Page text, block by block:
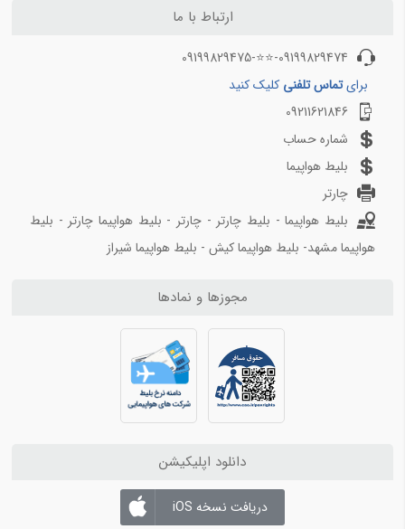
بلیط هواپیما تهران به شیراز
بلیط هواپیما تهران به کیش
بلیط هواپیما تهران به اهواز
بلیط هواپیما تهران به تبریز
بلیط هواپیما تهران به آبادان
مسیرهای منتخب بلیط هواپیما و چارتر 3
بلیط هواپیما کیش به تهران
بلیط هواپیما کیش به شیراز
بلیط هواپیما کیش به اصفهان
بلیط هواپیما کیش به بندرعباس
مسیرهای منتخب بلیط هواپیما و چارتر 4
بلیط هواپیما اهواز به تهران
بلیط هواپیما اصفهان به مشهد
بلیط هواپیما شیراز به تهران
ارتباط با ما
09199829474-⭐⭐-09199829475
برایتماس تلفنی کلیک کنید
09211621846
شماره حساب
بلیط هواپیما
چارتر
بلیط هواپیما - بلیط چارتر - چارتر - بلیط هواپیما چارتر - بلیط
هواپیما مشهد- بلیط هواپیما کیش - بلیط هواپیما شیراز
مجوزها و نمادها
دانلود اپلیکیشن
دریافت نسخه iOS